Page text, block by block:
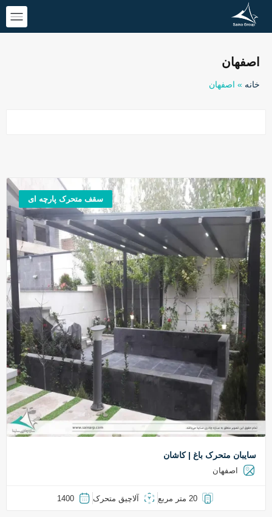
اصفهان
خانه » اصفهان
سقف متحرک پارچه ای
سایبان متحرک باغ | کاشان
اصفهان
20 متر مربع آلاچیق متحرک 1400